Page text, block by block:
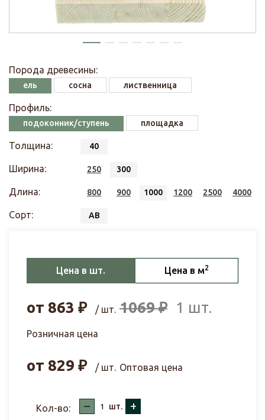
Порода древесины:
ель сосна лиственница
Профиль:
подоконник/ступень площадка
Толщина: 40
Ширина: 250 300
Длина: 800 900 1000 1200 2500 4000
Сорт: АВ
Цена в шт. Цена в м2
от 863 ₽ / шт. 1069₽ 1 шт.
Розничная цена
от 829 ₽ / шт. Оптовая цена
Кол-во: – шт. +